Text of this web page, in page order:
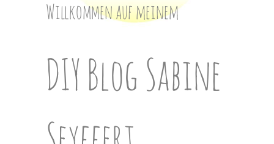
Willkommen auf meinem
DIY Blog Sabine